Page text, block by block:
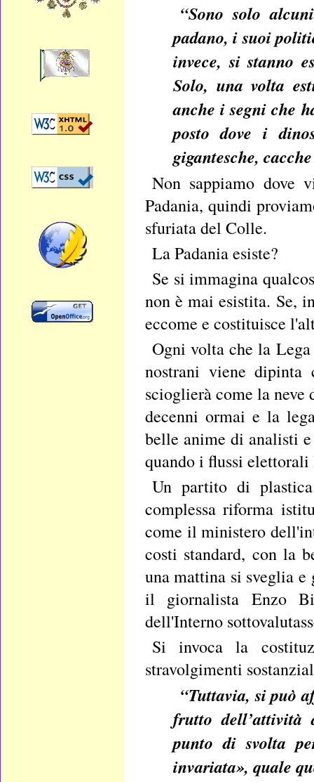
“Sono solo
padano, i suoi
invece, si stanno
Solo, una volta
anche i segni che
posto dove i
gigantesche,
Non sappiamo dove
Padania, quindi
sfuriata del Colle.
La Padania esiste?
Se si immagina
non è mai esistita. Se,
eccome e costituisce
Ogni volta che la
nostrani viene
scioglierà come la
decenni ormai e la
belle anime di analisti
quando i flussi
Un partito di
complessa riforma
come il ministero
costi standard, con la
una mattina si sveglia
il giornalista Enzo
dell'Interno
Si invoca la
stravolgimenti
“Tuttavia, si può
frutto dell’attività
punto di svolta
invariata», quale